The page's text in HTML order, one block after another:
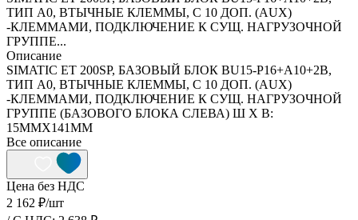
ТИП A0, ВТЫЧНЫЕ КЛЕММЫ, С 10 ДОП. (AUX)
-КЛЕММАМИ, ПОДКЛЮЧЕНИЕ К СУЩ. НАГРУЗОЧНОЙ
ГРУППЕ...
Описание
SIMATIC ET 200SP, БАЗОВЫЙ БЛОК BU15-P16+A10+2B,
ТИП A0, ВТЫЧНЫЕ КЛЕММЫ, С 10 ДОП. (AUX)
-КЛЕММАМИ, ПОДКЛЮЧЕНИЕ К СУЩ. НАГРУЗОЧНОЙ
ГРУППЕ (БАЗОВОГО БЛОКА СЛЕВА) Ш Х В:
15MMX141MM
Все описание
Цена без НДС
2 162 ₽/шт